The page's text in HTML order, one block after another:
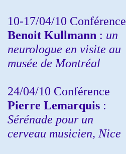
10-17/04/10 Conférence
Benoit Kullmann : un
neurologue en visite au
musée de Montréal
24/04/10 Conférence
Pierre Lemarquis :
Sérénade pour un
cerveau musicien, Nice